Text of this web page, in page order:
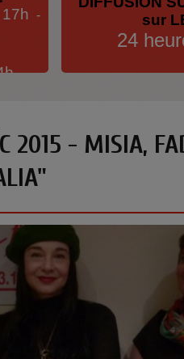
17h -
h
sur
24
2015 - MISIA,